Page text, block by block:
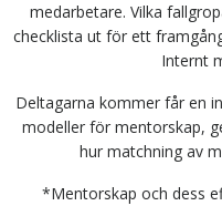
medarbetare. Vilka
checklista ut för ett
Internt
Deltagarna kommer får en
modeller för mentorskap,
hur matchning av
*Mentorskap och dess